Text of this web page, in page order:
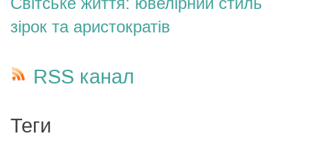
зірок та аристократів
RSS канал
Теги